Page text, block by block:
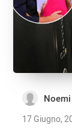
17 Giugno,